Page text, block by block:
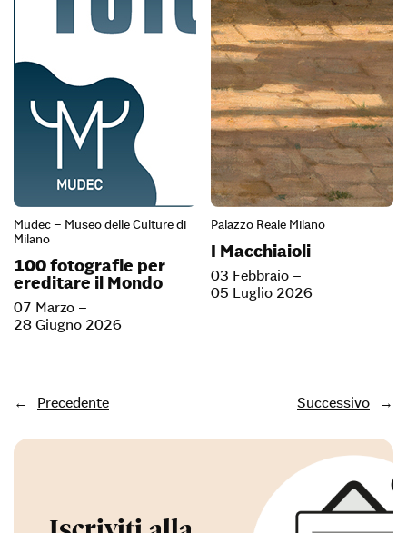
Mudec – Museo delle Culture di
Milano
100 fotografie per
ereditare il Mondo
07 Marzo –
28 Giugno 2026
Palazzo Reale Milano
I Macchiaioli
03 Febbraio –
05 Luglio 2026
← Precedente Successivo →